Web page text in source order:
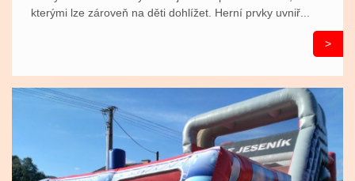
kterými lze zároveň na děti dohlížet. Herní prvky uvniř...
>